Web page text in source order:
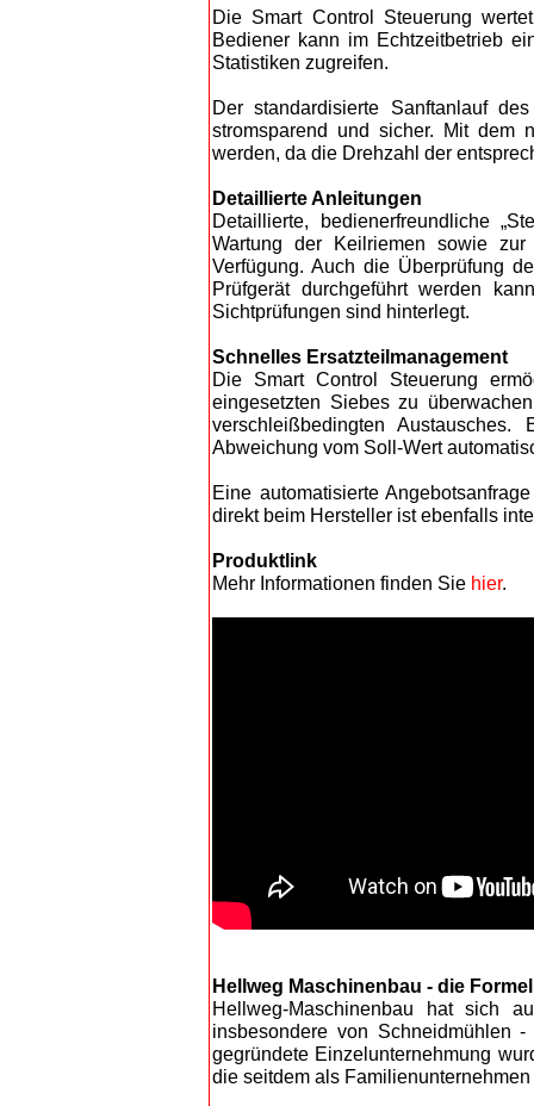
Die Smart Control Steuerung
Bediener kann im Echtzeitbetrieb
Statistiken zugreifen.
Der standardisierte Sanftanlauf
stromsparend und sicher. Mit dem
werden, da die Drehzahl der
Detaillierte Anleitungen
Detaillierte, bedienerfreundliche
Wartung der Keilriemen sowie
Verfügung. Auch die Überprüfung
Prüfgerät durchgeführt werden
Sichtprüfungen sind hinterlegt.
Schnelles Ersatzteilmanagement
Die Smart Control Steuerung
eingesetzten Siebes zu
verschleißbedingten
Abweichung vom Soll-Wert
Eine automatisierte
direkt beim Hersteller ist ebenfalls
Produktlink
Mehr Informationen finden Sie hier.
Hellweg Maschinenbau - die
Hellweg-Maschinenbau hat sich
insbesondere von Schneidmühlen
gegründete Einzelunternehmung
die seitdem als